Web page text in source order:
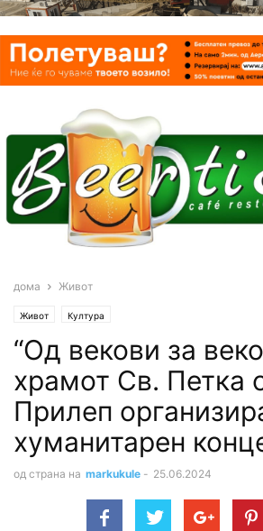
дома Живот
Живот Култура
“Од векови за
храмот Св. Петка
Прилеп
хуманитарен
од страна на markukule - 25.06.2024